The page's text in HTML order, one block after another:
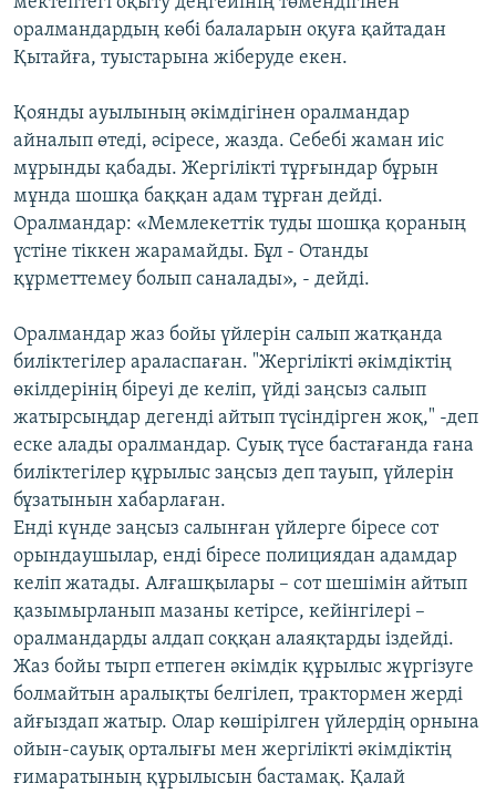
оралмандардың көбі балаларын оқуға қайтадан
Қытайға, туыстарына жіберуде екен.
Қоянды ауылының әкімдігінен оралмандар
айналып өтеді, әсіресе, жазда. Себебі жаман иіс
мұрынды қабады. Жергілікті тұрғындар бұрын
мұнда шошқа баққан адам тұрған дейді.
Оралмандар: «Мемлекеттік туды шошқа қораның
үстіне тіккен жарамайды. Бұл - Отанды
құрметтемеу болып саналады», - дейді.
Оралмандар жаз бойы үйлерін салып жатқанда
биліктегілер араласпаған. "Жергілікті әкімдіктің
өкілдерінің біреуі де келіп, үйді заңсыз салып
жатырсыңдар дегенді айтып түсіндірген жоқ," -деп
еске алады оралмандар. Суық түсе бастағанда ғана
биліктегілер құрылыс заңсыз деп тауып, үйлерін
бұзатынын хабарлаған.
Енді күнде заңсыз салынған үйлерге біресе сот
орындаушылар, енді біресе полициядан адамдар
келіп жатады. Алғашқылары – сот шешімін айтып
қазымырланып мазаны кетірсе, кейінгілері –
оралмандарды алдап соққан алаяқтарды іздейді.
Жаз бойы тырп етпеген әкімдік құрылыс жүргізуге
болмайтын аралықты белгілеп, трактормен жерді
айғыздап жатыр. Олар көшірілген үйлердің орнына
ойын-сауық орталығы мен жергілікті әкімдіктің
ғимаратының құрылысын бастамақ. Қалай